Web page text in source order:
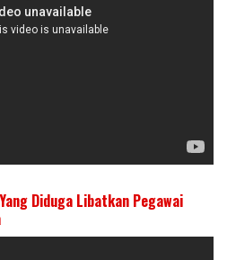
Diduga Libatkan Pegawai